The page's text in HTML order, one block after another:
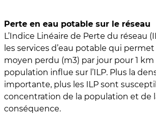
Perte en eau potable sur le réseau
L’Indice Linéaire de Perte du réseau
les services d’eau potable qui
moyen perdu (m3) par jour pour 1
population influe sur l’ILP. Plus la
importante, plus les ILP sont
concentration de la population et de
conséquence.